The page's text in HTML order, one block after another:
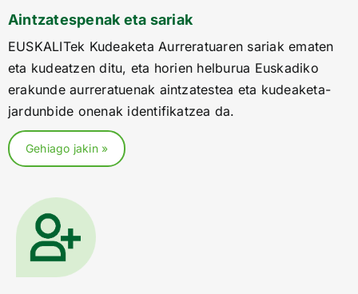
Aintzatespenak eta sariak
EUSKALITek Kudeaketa Aurreratuaren sariak ematen
eta kudeatzen ditu, eta horien helburua Euskadiko
erakunde aurreratuenak aintzatestea eta kudeaketa-
jardunbide onenak identifikatzea da.
Gehiago jakin »